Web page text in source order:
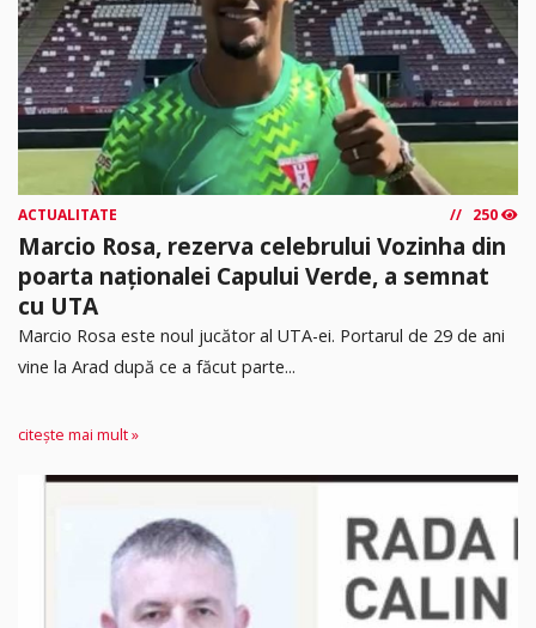
ACTUALITATE 250
Marcio Rosa, rezerva celebrului Vozinha din
poarta naționalei Capului Verde, a semnat
cu UTA
Marcio Rosa este noul jucător al UTA-ei. Portarul de 29 de ani
vine la Arad după ce a făcut parte...
citește mai mult »